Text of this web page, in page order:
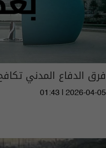
فرق الدفاع المدني
01:43 | 2026-04-05